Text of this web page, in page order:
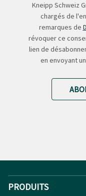
Kneipp Schweiz
chargés de
remarques de
révoquer ce
lien de
en envoyant
PRODUITS